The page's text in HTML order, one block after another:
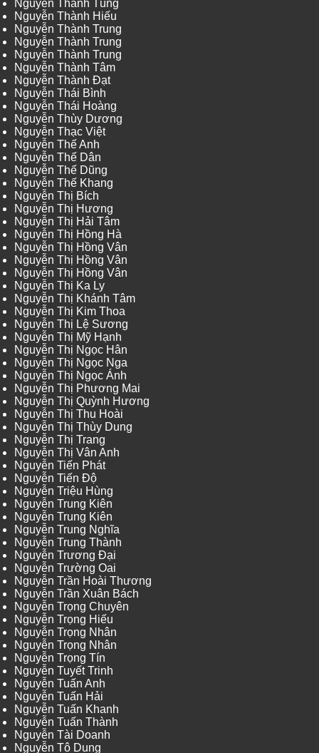
Nguyễn Thanh Tùng
Nguyễn Thành Hiếu
Nguyễn Thành Trung
Nguyễn Thành Trung
Nguyễn Thành Trung
Nguyễn Thành Tâm
Nguyễn Thành Đạt
Nguyễn Thái Bình
Nguyễn Thái Hoàng
Nguyễn Thùy Dương
Nguyễn Thạc Việt
Nguyễn Thế Anh
Nguyễn Thế Dân
Nguyễn Thế Dũng
Nguyễn Thế Khang
Nguyễn Thị Bích
Nguyễn Thị Hương
Nguyễn Thị Hải Tâm
Nguyễn Thị Hồng Hà
Nguyễn Thị Hồng Vân
Nguyễn Thị Hồng Vân
Nguyễn Thị Hồng Vân
Nguyễn Thị Ka Ly
Nguyễn Thị Khánh Tâm
Nguyễn Thị Kim Thoa
Nguyễn Thị Lệ Sương
Nguyễn Thị Mỹ Hạnh
Nguyễn Thị Ngọc Hân
Nguyễn Thị Ngọc Nga
Nguyễn Thị Ngọc Ánh
Nguyễn Thị Phương Mai
Nguyễn Thị Quỳnh Hương
Nguyễn Thị Thu Hoài
Nguyễn Thị Thùy Dung
Nguyễn Thị Trang
Nguyễn Thị Vân Anh
Nguyễn Tiến Phát
Nguyễn Tiến Độ
Nguyễn Triệu Hùng
Nguyễn Trung Kiên
Nguyễn Trung Kiên
Nguyễn Trung Nghĩa
Nguyễn Trung Thành
Nguyễn Trương Đại
Nguyễn Trường Oai
Nguyễn Trần Hoài Thương
Nguyễn Trần Xuân Bách
Nguyễn Trọng Chuyên
Nguyễn Trọng Hiếu
Nguyễn Trọng Nhân
Nguyễn Trọng Nhân
Nguyễn Trọng Tín
Nguyễn Tuyết Trinh
Nguyễn Tuấn Anh
Nguyễn Tuấn Hải
Nguyễn Tuấn Khanh
Nguyễn Tuấn Thành
Nguyễn Tài Doanh
Nguyễn Tô Dung